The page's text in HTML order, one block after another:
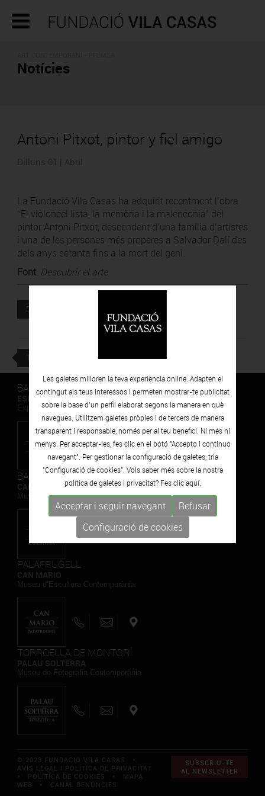
Notícies
Antoni Pitxot, pintor y fiel amigo
La Fundació Vila Casas ha adquirit recentment l’obra
“El violoncel·lista, la memòria i la malenconia” del
pintor Antoni Pitxot, descendent d’una família d’artistes
i una de les persones més properes a Salvador Dalí des
dels anys setanta fins a la mort del geni.
Font: Descubrir el arte
DESCARREGAR Document adjunt
TORNAR
BARCELONA
ESPAIS VOLART
Exposicions Temporals d'Art Contemporani
BARCELONA
CAN FRAMIS
Museu de Pintura Contemporània
PALAFRUGELL
TORROELLA DE MONTGRÍ
SUBSCRIU-TE
AL NEWSLETTER
Les galetes milloren la teva experiència online. Adapten el
contingut als teus interessos i permeten mostrar-te publicitat
sobre la base d’un perfil elaborat segons la manera en què
navegues. Utilitzem galetes pròpies i de tercers de manera
transparent i responsable, només per al teu benefici. Ni més ni
menys. Per acceptar-les, fes clic en el botó "Accepto i continuo
navegant". Per gestionar la configuració de galetes, tria
"Configuració de cookies". Vols saber més sobre la nostra
política de galetes i privacitat? Fes clicaquí.
Acceptar i seguir navegant
Refusar
Configuració de cookies